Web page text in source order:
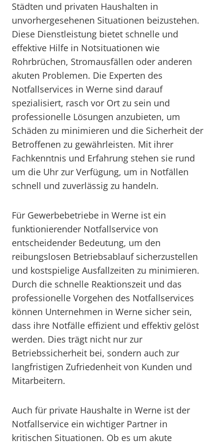
Städten und privaten Haushalten in
unvorhergesehenen Situationen beizustehen.
Diese Dienstleistung bietet schnelle und
effektive Hilfe in Notsituationen wie
Rohrbrüchen, Stromausfällen oder anderen
akuten Problemen. Die Experten des
Notfallservices in Werne sind darauf
spezialisiert, rasch vor Ort zu sein und
professionelle Lösungen anzubieten, um
Schäden zu minimieren und die Sicherheit der
Betroffenen zu gewährleisten. Mit ihrer
Fachkenntnis und Erfahrung stehen sie rund
um die Uhr zur Verfügung, um in Notfällen
schnell und zuverlässig zu handeln.
Für Gewerbebetriebe in Werne ist ein
funktionierender Notfallservice von
entscheidender Bedeutung, um den
reibungslosen Betriebsablauf sicherzustellen
und kostspielige Ausfallzeiten zu minimieren.
Durch die schnelle Reaktionszeit und das
professionelle Vorgehen des Notfallservices
können Unternehmen in Werne sicher sein,
dass ihre Notfälle effizient und effektiv gelöst
werden. Dies trägt nicht nur zur
Betriebssicherheit bei, sondern auch zur
langfristigen Zufriedenheit von Kunden und
Mitarbeitern.
Auch für private Haushalte in Werne ist der
Notfallservice ein wichtiger Partner in
kritischen Situationen. Ob es um akute